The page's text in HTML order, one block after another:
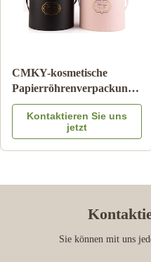
Papppapier-Rohr-
Verpacken der
Lebensmittel mit
Logo Embossed des
Metalldeckel-CMYK
Kontaktieren Sie
Sie können mit uns